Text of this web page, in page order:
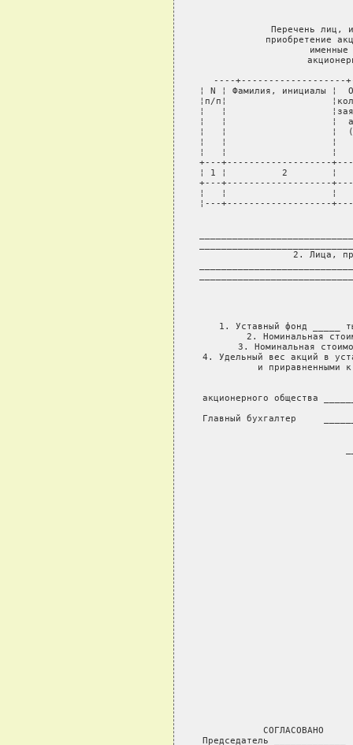
Перечень лиц,
приобретение
именные
----+-------------------
¦ N ¦ Фамилия,
¦п/п¦
¦   ¦
¦   ¦                   ¦
¦   ¦                   ¦
¦   ¦                   ¦
¦   ¦                   ¦
+---+-------------------
¦ 1 ¦          2        ¦
+---+-------------------
¦   ¦                   ¦
¦---+-------------------
2. Лица,
1. Уставный фонд _____
2. Номинальная
3. Номинальная
4. Удельный вес акций в
и приравненными
акционерного общества
Главный бухгалтер
СОГЛАСОВАНО
Председатель